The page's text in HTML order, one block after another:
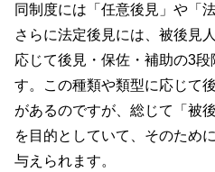
同制度には「任意後見」や「
さらに法定後見には、被後見
応じて後見・保佐・補助の3段
す。この種類や類型に応じて
があるのですが、総じて「被
を目的としていて、そのため
与えられます。